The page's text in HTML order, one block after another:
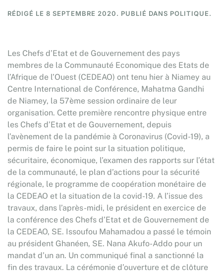
RÉDIGÉ LE 8 SEPTEMBRE 2020. PUBLIÉ DANS POLITIQUE.
Les Chefs d’Etat et de Gouvernement des pays
membres de la Communauté Economique des Etats de
l’Afrique de l’Ouest (CEDEAO) ont tenu hier à Niamey au
Centre International de Conférence, Mahatma Gandhi
de Niamey, la 57ème session ordinaire de leur
organisation. Cette première rencontre physique entre
les Chefs d’Etat et de Gouvernement, depuis
l’avènement de la pandémie à Coronavirus (Covid-19), a
permis de faire le point sur la situation politique,
sécuritaire, économique, l’examen des rapports sur l’état
de la communauté, le plan d’actions pour la sécurité
régionale, le programme de coopération monétaire de
la CEDEAO et la situation de la covid-19. A l’issue des
travaux, dans l’après-midi, le président en exercice de
la conférence des Chefs d’Etat et de Gouvernement de
la CEDEAO, SE. Issoufou Mahamadou a passé le témoin
au président Ghanéen, SE. Nana Akufo-Addo pour un
mandat d’un an. Un communiqué final a sanctionné la
fin des travaux. La cérémonie d’ouverture et de clôture